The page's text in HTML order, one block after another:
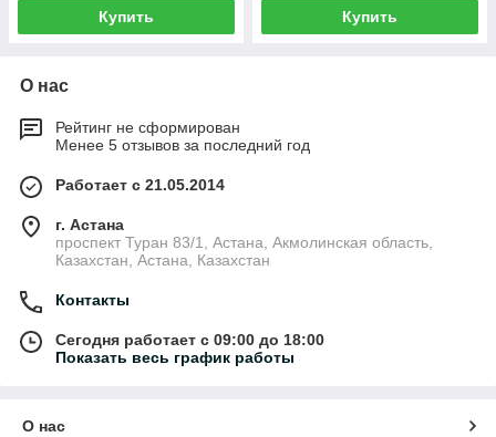
Купить Купить
О нас
Рейтинг не сформирован
Менее 5 отзывов за последний год
Работает с 21.05.2014
г. Астана
проспект Туран 83/1, Астана, Акмолинская область,
Казахстан, Астана, Казахстан
Контакты
Сегодня работает с 09:00 до 18:00
Показать весь график работы
О нас